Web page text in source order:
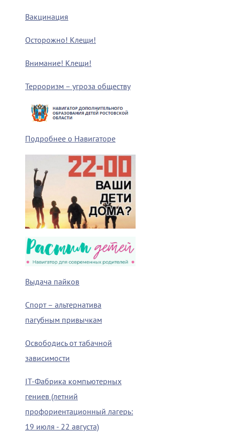
Вакцинация
Осторожно! Клещи!
Внимание! Клещи!
Терроризм – угроза обществу
Подробнее о Навигаторе
Выдача пайков
Спорт – альтернатива
пагубным привычкам
Освободись от табачной
зависимости
IT-Фабрика компьютерных
гениев (летний
профориентационный лагерь:
19 июля - 22 августа)